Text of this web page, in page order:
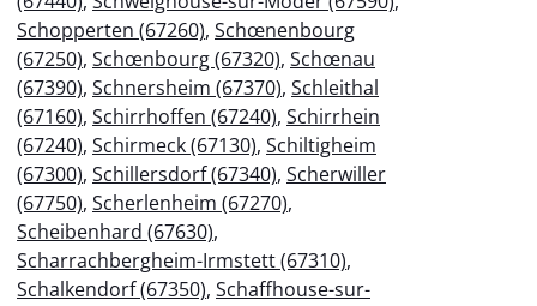
Schopperten (67260), Schœnenbourg
(67250), Schœnbourg (67320), Schœnau
(67390), Schnersheim (67370), Schleithal
(67160), Schirrhoffen (67240), Schirrhein
(67240), Schirmeck (67130), Schiltigheim
(67300), Schillersdorf (67340), Scherwiller
(67750), Scherlenheim (67270),
Scheibenhard (67630),
Scharrachbergheim-Irmstett (67310),
Schalkendorf (67350), Schaffhouse-sur-